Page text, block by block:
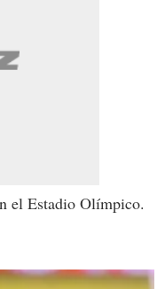
el Estadio Olímpico.